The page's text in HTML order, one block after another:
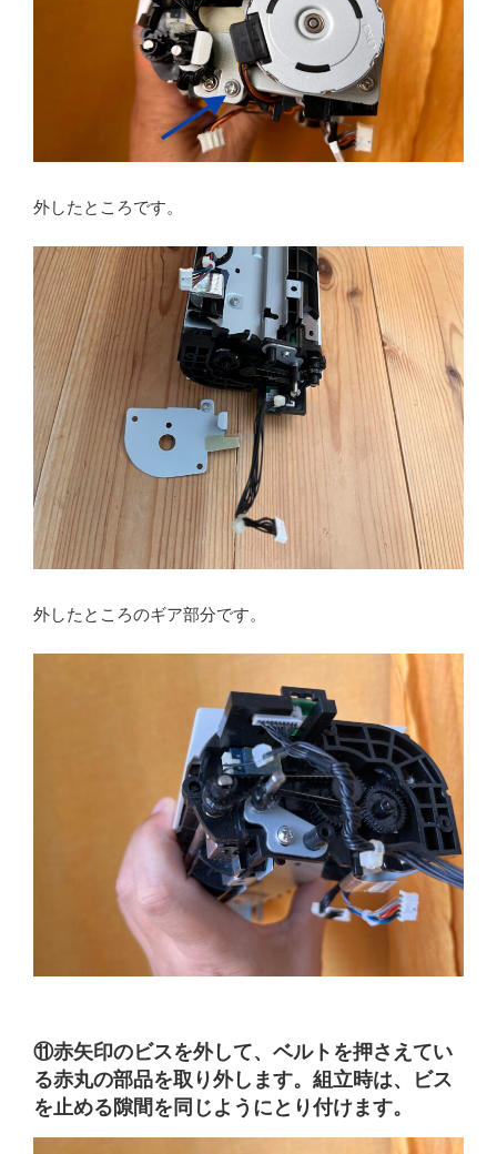
外したところです。
外したところのギア部分です。
⑪赤矢印のビスを外して、ベルトを押さえてい
る赤丸の部品を取り外します。組立時は、ビス
を止める隙間を同じようにとり付けます。